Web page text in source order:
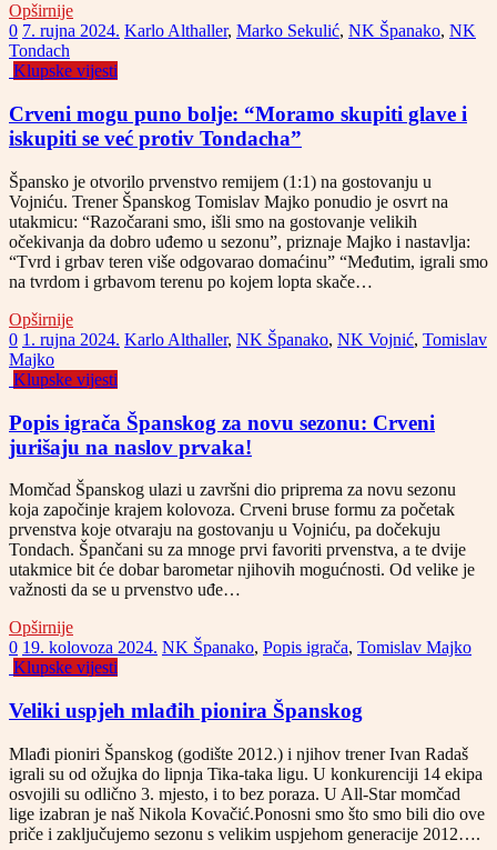
Opširnije
0 7. rujna 2024. Karlo Althaller, Marko Sekulić, NK Španako, NK
Tondach
Klupske vijesti
Crveni mogu puno bolje: “Moramo skupiti glave i
iskupiti se već protiv Tondacha”
Špansko je otvorilo prvenstvo remijem (1:1) na gostovanju u
Vojniću. Trener Španskog Tomislav Majko ponudio je osvrt na
utakmicu: “Razočarani smo, išli smo na gostovanje velikih
očekivanja da dobro uđemo u sezonu”, priznaje Majko i nastavlja:
“Tvrd i grbav teren više odgovarao domaćinu” “Međutim, igrali smo
na tvrdom i grbavom terenu po kojem lopta skače…
Opširnije
0 1. rujna 2024. Karlo Althaller, NK Španako, NK Vojnić, Tomislav
Majko
Klupske vijesti
Popis igrača Španskog za novu sezonu: Crveni
jurišaju na naslov prvaka!
Momčad Španskog ulazi u završni dio priprema za novu sezonu
koja započinje krajem kolovoza. Crveni bruse formu za početak
prvenstva koje otvaraju na gostovanju u Vojniću, pa dočekuju
Tondach. Špančani su za mnoge prvi favoriti prvenstva, a te dvije
utakmice bit će dobar barometar njihovih mogućnosti. Od velike je
važnosti da se u prvenstvo uđe…
Opširnije
0 19. kolovoza 2024. NK Španako, Popis igrača, Tomislav Majko
Klupske vijesti
Veliki uspjeh mlađih pionira Španskog
Mlađi pioniri Španskog (godište 2012.) i njihov trener Ivan Radaš
igrali su od ožujka do lipnja Tika-taka ligu. U konkurenciji 14 ekipa
osvojili su odlično 3. mjesto, i to bez poraza. U All-Star momčad
lige izabran je naš Nikola Kovačić.Ponosni smo što smo bili dio ove
priče i zaključujemo sezonu s velikim uspjehom generacije 2012….